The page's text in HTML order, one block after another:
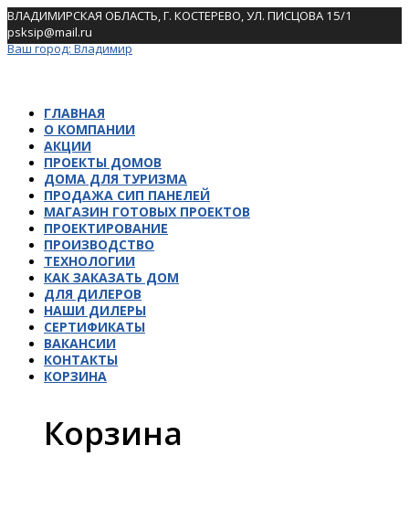
Skip
to
content
ВЛАДИМИРСКАЯ ОБЛАСТЬ, Г. КОСТЕРЕВО, УЛ. ПИСЦОВА 15/1
psksip@mail.ru
Ваш город:Владимир
ГЛАВНАЯ
О КОМПАНИИ
АКЦИИ
ПРОЕКТЫ ДОМОВ
ДОМА ДЛЯ ТУРИЗМА
ПРОДАЖА СИП ПАНЕЛЕЙ
МАГАЗИН ГОТОВЫХ ПРОЕКТОВ
ПРОЕКТИРОВАНИЕ
ПРОИЗВОДСТВО
ТЕХНОЛОГИИ
КАК ЗАКАЗАТЬ ДОМ
ДЛЯ ДИЛЕРОВ
НАШИ ДИЛЕРЫ
СЕРТИФИКАТЫ
ВАКАНСИИ
КОНТАКТЫ
КОРЗИНА
Корзина